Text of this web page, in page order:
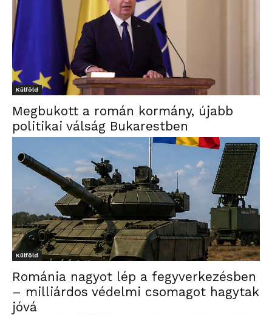
Külföld
Megbukott a román kormány, újabb
politikai válság Bukarestben
Külföld
Románia nagyot lép a fegyverkezésben
– milliárdos védelmi csomagot hagytak
jóvá